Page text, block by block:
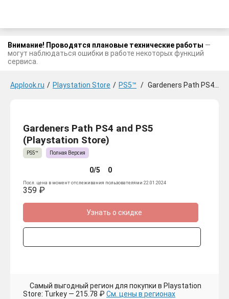
Внимание! Проводятся плановые технические работы —
могут наблюдаться ошибки в работе некоторых функций
сервиса.
Applook.ru / Playstation Store / PS5™ / Gardeners Path PS4 and PS5
Gardeners Path PS4 and PS5
(Playstation Store)
PS5™ Полная Версия
0/5 0
Посл. цена в момент отслеживания пользователями 22.01.2024
359 ₽
Узнать о скидке
Самый выгодный регион для покупки в Playstation
Store: Turkey — 215.78 ₽ См. цены в регионах